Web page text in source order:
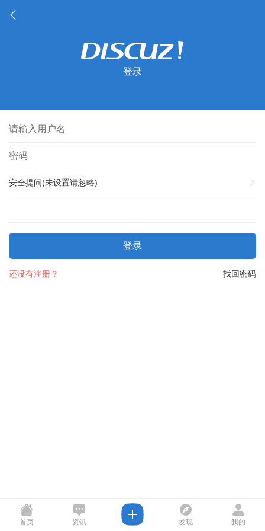
登录
安全提问(未设置请忽略)
登录
找回密码
还没有注册？
首页 资讯 发现 我的